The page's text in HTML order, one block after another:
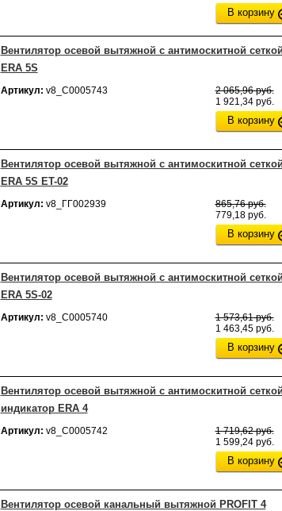
В корзину
Вентилятор осевой вытяжной с антимоскитной
ERA 5S
Артикул: v8_С0005743
2 065,96 руб.
1 921,34 руб.
В корзину
Вентилятор осевой вытяжной с антимоскитной
ERA 5S ET-02
Артикул: v8_ГГ002939
865,76 руб.
779,18 руб.
В корзину
Вентилятор осевой вытяжной с антимоскитной
ERA 5S-02
Артикул: v8_С0005740
1 573,61 руб.
1 463,45 руб.
В корзину
Вентилятор осевой вытяжной с антимоскитной
индикатор ERA 4
Артикул: v8_С0005742
1 719,62 руб.
1 599,24 руб.
В корзину
Вентилятор осевой канальный вытяжной PROFIT 4